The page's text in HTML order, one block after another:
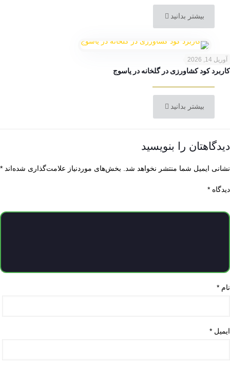
بیشتر بدانید
آوریل 14, 2026
کاربرد کود کشاورزی در گلخانه در یاسوج
بیشتر بدانید
دیدگاهتان را بنویسید
نشانی ایمیل شما منتشر نخواهد شد. بخش‌های موردنیاز علامت‌گذاری شده‌اند *
دیدگاه *
نام *
ایمیل *